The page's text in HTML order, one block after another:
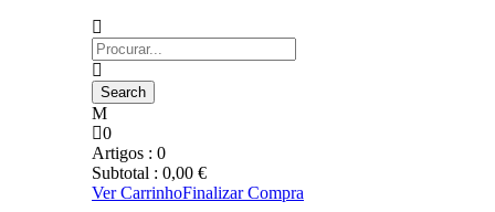
0
Artigos : 0
Subtotal : 0,00 €
Ver CarrinhoFinalizar Compra